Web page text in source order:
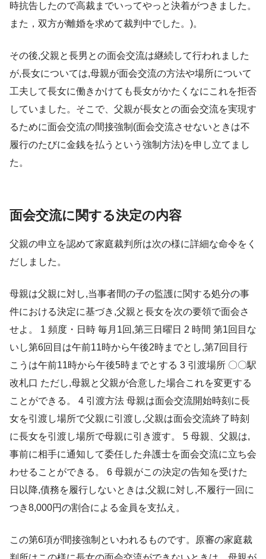
時抗告したので高裁までいってやっと決着がつきました。
また，双方が離婚を求めて裁判中でした。)。
その後,父親と長男との面会交流は継続して行われました
が,長女については,母親が面会交流の方法や場所について
工夫して長女に働きかけても長女がかたくなにこれを拒否
していました。そこで、父親が長女との面会交流を実現す
るために面会交流の間接強制(面会交流させないときは不
履行のたびに金銭を払うという強制方法)を申し立てまし
た。
面会交流に関する決定の内容
父親の申立を認めて家庭裁判所は次の様に詳細な命令をく
だしました。
母親は父親に対し,当事者間の子の監護に関する処分の事
件における決定に基づき,父親と長女を次の要領で面会さ
せよ。 1 頻度・日時 毎月1回,第三日曜日 2 時間 第1回目な
いし第6回目は午前11時から午後2時までとし,第7回目行
こうは午前11時から午後5時までとする 3 引渡場所 〇〇駅
改札口 ただし,母親と父親が合意した場合これを変更する
ことができる。 4 引渡方法 母親は面会交流開始時刻に長
女を引渡し場所で父親に引渡し,父親は面会交流終了時刻
に長女を引渡し場所で母親に引き渡す。 5 母親、父親は,
事前に相手に通知して委任した弁護士を面会交流に立ち会
わせることができる。 6 母親がこの決定の告知を受けた
日以降,債務を履行しないときは,父親に対し,不履行一回に
つき8,000円の割合による金員を支払え。
この第6項が間接強制といわれるものです。原審の家庭裁